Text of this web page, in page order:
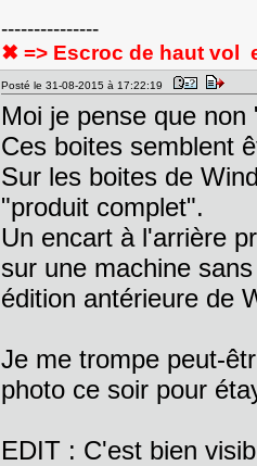
---------------
✖ => Escroc de haut vol
Posté le 31-08-2015 à 17:22:19
Moi je pense que non
Ces boites semblent
Sur les boites de
"produit complet".
Un encart à l'arrière
sur une machine
édition antérieure de
Je me trompe peut-
photo ce soir pour
EDIT : C'est bien